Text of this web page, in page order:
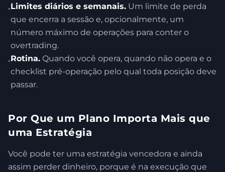
•Limites diários e semanais. Um limite de perda
que encerra a sessão e, opcionalmente, um
número máximo de operações para conter o
overtrading.
•Rotina. Quando você opera, quando não opera e o
checklist pré-operação pelo qual toda posição deve
passar.
Por Que um Plano Importa Mais que
uma Estratégia
Você pode ter uma estratégia vencedora e ainda
assim perder dinheiro, porque é na execução que